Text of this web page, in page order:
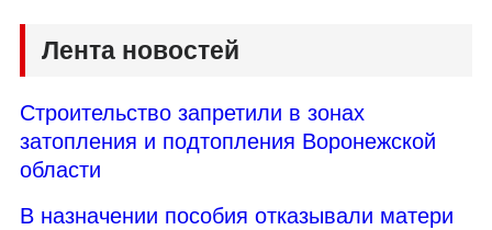
Лента новостей
Строительство запретили в зонах
затопления и подтопления Воронежской
области
В назначении пособия отказывали матери